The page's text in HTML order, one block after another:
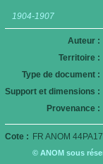
1904-1907
Auteur :
Territoire :
Type de document :
Support et dimensions :
Provenance :
Cote : FR ANOM
© ANOM sous